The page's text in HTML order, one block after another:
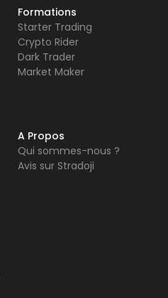
Formations
Starter Trading
Crypto Rider
Dark Trader
Market Maker
A Propos
Qui sommes-nous ?
Avis sur Stradoji